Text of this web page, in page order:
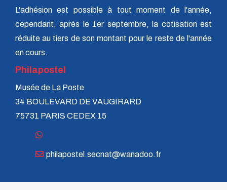
L'adhésion est possible à tout moment de l'année,
cependant, après le 1er septembre, la cotisation est
réduite au tiers de son montant pour le reste de l'année
en cours.
Philapostel
Musée de La Poste
34 BOULEVARD DE VAUGIRARD
75731 PARIS CEDEX 15
philapostel.secnat@wanadoo.fr